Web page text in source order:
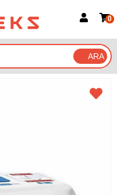
Google İle Bağlan
0